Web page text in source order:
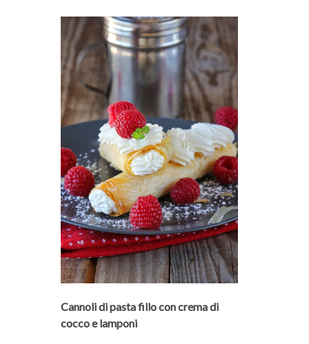
Cannoli di pasta fillo con crema di
cocco e lamponi